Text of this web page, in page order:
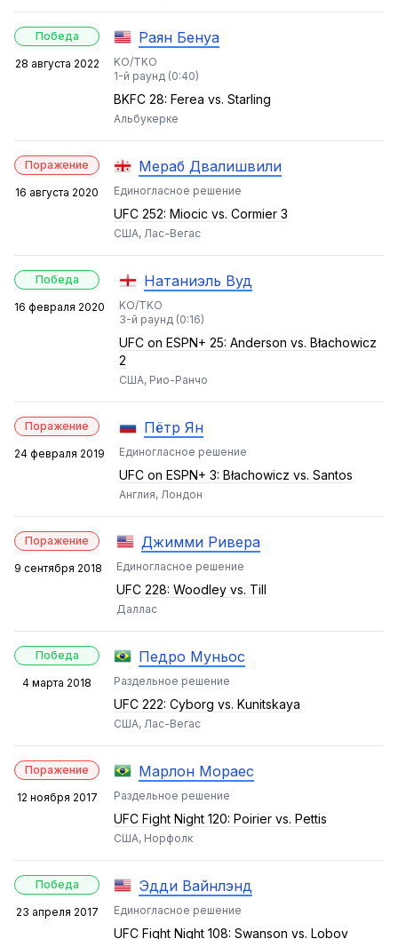
Победа
28 августа 2022
Раян Бенуа
KO/TKO
1-й раунд (0:40)
BKFC 28: Ferea vs. Starling
Альбукерке
Поражение
16 августа 2020
Мераб Двалишвили
Единогласное решение
UFC 252: Miocic vs. Cormier 3
США, Лас-Вегас
Победа
16 февраля 2020
Натаниэль Вуд
KO/TKO
3-й раунд (0:16)
UFC on ESPN+ 25: Anderson vs. Błachowicz
2
США, Рио-Ранчо
Поражение
24 февраля 2019
Пётр Ян
Единогласное решение
UFC on ESPN+ 3: Błachowicz vs. Santos
Англия, Лондон
Поражение
9 сентября 2018
Джимми Ривера
Единогласное решение
UFC 228: Woodley vs. Till
Даллас
Победа
4 марта 2018
Педро Муньос
Раздельное решение
UFC 222: Cyborg vs. Kunitskaya
США, Лас-Вегас
Поражение
12 ноября 2017
Марлон Мораес
Раздельное решение
UFC Fight Night 120: Poirier vs. Pettis
США, Норфолк
Победа
23 апреля 2017
Эдди Вайнлэнд
Единогласное решение
UFC Fight Night 108: Swanson vs. Lobov